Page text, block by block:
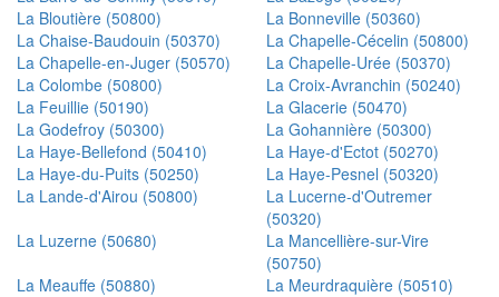
La Bloutière (50800)
La Bonneville (50360)
La Chaise-Baudouin (50370)
La Chapelle-Cécelin (50800)
La Chapelle-en-Juger (50570)
La Chapelle-Urée (50370)
La Colombe (50800)
La Croix-Avranchin (50240)
La Feuillie (50190)
La Glacerie (50470)
La Godefroy (50300)
La Gohannière (50300)
La Haye-Bellefond (50410)
La Haye-d'Ectot (50270)
La Haye-du-Puits (50250)
La Haye-Pesnel (50320)
La Lande-d'Airou (50800)
La Lucerne-d'Outremer
(50320)
La Luzerne (50680)
La Mancellière-sur-Vire
(50750)
La Meauffe (50880)
La Meurdraquière (50510)